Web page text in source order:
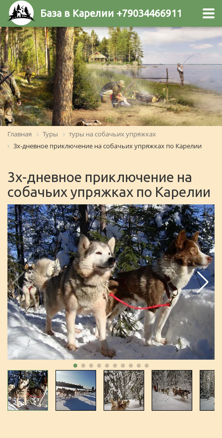
База в Карелии +79034466911
Главная Туры
туры на собачьих упряжках
3х-дневное приключение на собачьих упряжках по Карелии
3х-дневное приключение на
собачьих упряжках по Карелии